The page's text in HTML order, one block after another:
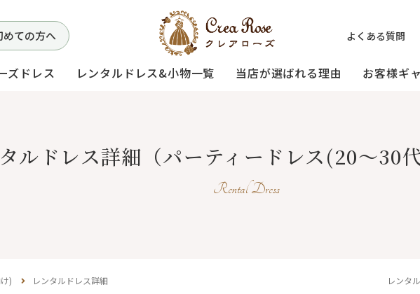
めての方へ よくある質問
ズドレス レンタルドレス&小物一覧
フォーマルドレス
(40～50代の方向け)
フォーマルドレ
(おばあ様向け)
当店が選ばれる理由 お客様ギ
[宅配]
試着・レンタルの流れ
オーダードレス
ルドレス詳細 （パーティードレス(20～30
Rental Dress
) レンタルドレス詳細